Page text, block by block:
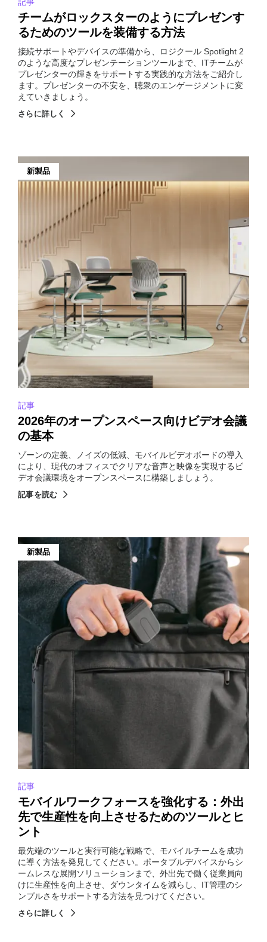
チームがロックスターのようにプレゼンす
るためのツールを装備する方法
接続サポートやデバイスの準備から、ロジクール Spotlight 2
のような高度なプレゼンテーションツールまで、ITチームが
プレゼンターの輝きをサポートする実践的な方法をご紹介し
ます。プレゼンターの不安を、聴衆のエンゲージメントに変
えていきましょう。
さらに詳しく
新製品
記事
2026年のオープンスペース向けビデオ会議
の基本
ゾーンの定義、ノイズの低減、モバイルビデオボードの導入
により、現代のオフィスでクリアな音声と映像を実現するビ
デオ会議環境をオープンスペースに構築しましょう。
記事を読む
新製品
記事
モバイルワークフォースを強化する：外出
先で生産性を向上させるためのツールとヒ
ント
最先端のツールと実行可能な戦略で、モバイルチームを成功
に導く方法を発見してください。ポータブルデバイスからシ
ームレスな展開ソリューションまで、外出先で働く従業員向
けに生産性を向上させ、ダウンタイムを減らし、IT管理のシ
ンプルさをサポートする方法を見つけてください。
さらに詳しく